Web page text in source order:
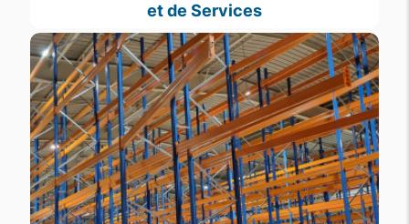
et de Services